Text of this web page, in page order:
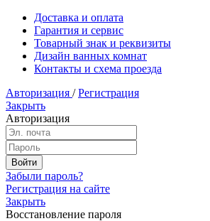
Доставка и оплата
Гарантия и сервис
Товарный знак и реквизиты
Дизайн ванных комнат
Контакты и схема проезда
Авторизация / Регистрация
Закрыть
Авторизация
Забыли пароль?
Регистрация на сайте
Закрыть
Восстановление пароля